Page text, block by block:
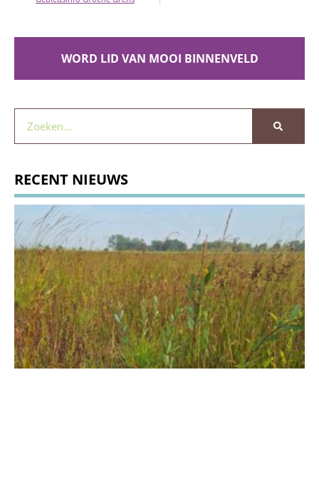
WORD LID VAN MOOI BINNENVELD
RECENT NIEUWS